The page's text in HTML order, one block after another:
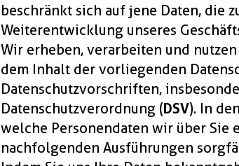
beschränkt sich auf jene Daten, die
Weiterentwicklung unseres
Wir erheben, verarbeiten und
dem Inhalt der vorliegenden
Datenschutzvorschriften,
Datenschutzverordnung (DSV). In
welche Personendaten wir über Sie
nachfolgenden Ausführungen